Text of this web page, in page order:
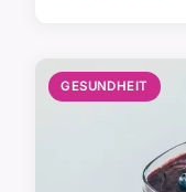
GESUNDHEIT